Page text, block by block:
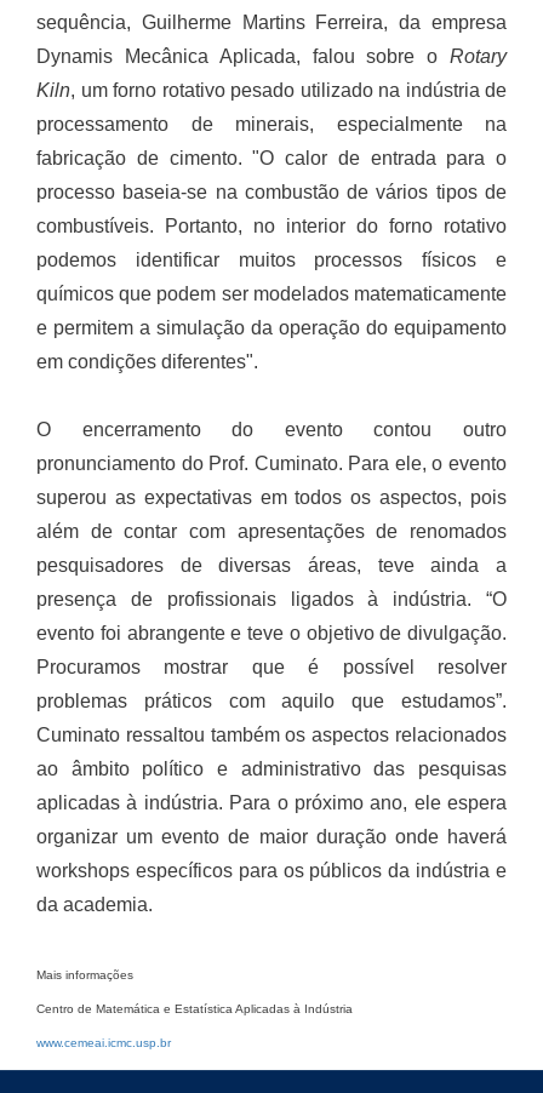
sequência, Guilherme Martins Ferreira, da empresa
Dynamis Mecânica Aplicada, falou sobre o Rotary
Kiln, um forno rotativo pesado utilizado na indústria de
processamento de minerais, especialmente na
fabricação de cimento. "O calor de entrada para o
processo baseia-se na combustão de vários tipos de
combustíveis. Portanto, no interior do forno rotativo
podemos identificar muitos processos físicos e
químicos que podem ser modelados matematicamente
e permitem a simulação da operação do equipamento
em condições diferentes".
O encerramento do evento contou outro
pronunciamento do Prof. Cuminato. Para ele, o evento
superou as expectativas em todos os aspectos, pois
além de contar com apresentações de renomados
pesquisadores de diversas áreas, teve ainda a
presença de profissionais ligados à indústria. “O
evento foi abrangente e teve o objetivo de divulgação.
Procuramos mostrar que é possível resolver
problemas práticos com aquilo que estudamos”.
Cuminato ressaltou também os aspectos relacionados
ao âmbito político e administrativo das pesquisas
aplicadas à indústria. Para o próximo ano, ele espera
organizar um evento de maior duração onde haverá
workshops específicos para os públicos da indústria e
da academia.
Mais informações
Centro de Matemática e Estatística Aplicadas à Indústria
www.cemeai.icmc.usp.br